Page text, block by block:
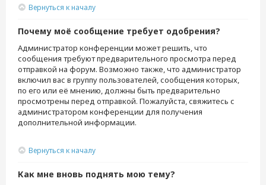
Вернуться к началу
Почему моё сообщение требует одобрения?
Администратор конференции может решить, что
сообщения требуют предварительного просмотра перед
отправкой на форум. Возможно также, что администратор
включил вас в группу пользователей, сообщения которых,
по его или её мнению, должны быть предварительно
просмотрены перед отправкой. Пожалуйста, свяжитесь с
администратором конференции для получения
дополнительной информации.
Вернуться к началу
Как мне вновь поднять мою тему?